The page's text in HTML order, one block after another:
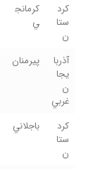
کرد
ستا
ن
کرمانج
ي
آذربا
يجا
ن
غربي
پيرمنان
کرد
ستا
ن
باجلاني